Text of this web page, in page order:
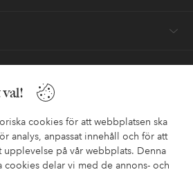
cookies för att webbplatsen ska
analys, anpassat innehåll och för att
på vår webbplats. Denna
cookies delar vi med de annons- och
- Betala direkt eller dela upp